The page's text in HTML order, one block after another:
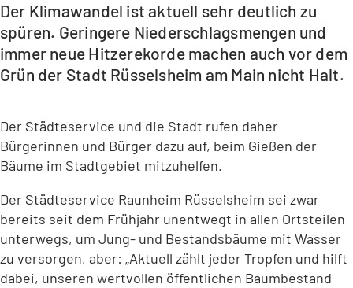
Der Klimawandel ist aktuell sehr deutlich zu
spüren. Geringere Niederschlagsmengen und
immer neue Hitzerekorde machen auch vor dem
Grün der Stadt Rüsselsheim am Main nicht Halt.
Der Städteservice und die Stadt rufen daher
Bürgerinnen und Bürger dazu auf, beim Gießen der
Bäume im Stadtgebiet mitzuhelfen.
Der Städteservice Raunheim Rüsselsheim sei zwar
bereits seit dem Frühjahr unentwegt in allen Ortsteilen
unterwegs, um Jung- und Bestandsbäume mit Wasser
zu versorgen, aber: „Aktuell zählt jeder Tropfen und hilft
dabei, unseren wertvollen öffentlichen Baumbestand